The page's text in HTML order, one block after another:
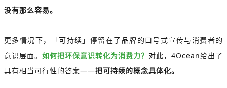
没有那么容易。
更多情况下，「可持续」停留在了品牌的口号式宣传与消费者的
意识层面。 如何把环保意识转化为消费力？ 对此，4Ocean给出了
具有相当可行性的答案——把可持续的概念具体化。